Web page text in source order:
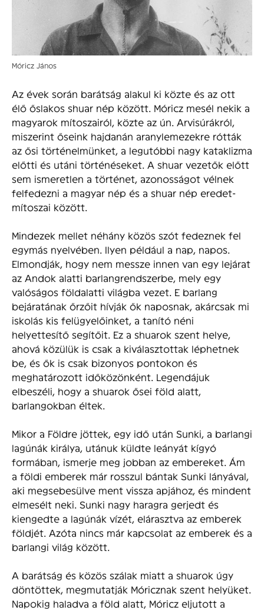
Móricz János
Az évek során barátság alakul ki közte és az ott
élő őslakos shuar nép között. Móricz mesél nekik a
magyarok mítoszairól, közte az ún. Arvisúrákról,
miszerint őseink hajdanán aranylemezekre rótták
az ősi történelmünket, a legutóbbi nagy kataklizma
előtti és utáni történéseket. A shuar vezetők előtt
sem ismeretlen a történet, azonosságot vélnek
felfedezni a magyar nép és a shuar nép eredet-
mítoszai között.
Mindezek mellet néhány közös szót fedeznek fel
egymás nyelvében. Ilyen például a nap, napos.
Elmondják, hogy nem messze innen van egy lejárat
az Andok alatti barlangrendszerbe, mely egy
valóságos földalatti világba vezet. E barlang
bejáratának őrzőit hívják ők naposnak, akárcsak mi
iskolás kis felügyelőinket, a tanító néni
helyettesítő segítőit. Ez a shuarok szent helye,
ahová közülük is csak a kiválasztottak léphetnek
be, és ők is csak bizonyos pontokon és
meghatározott időközönként. Legendájuk
elbeszéli, hogy a shuarok ősei föld alatt,
barlangokban éltek.
Mikor a Földre jöttek, egy idő után Sunki, a barlangi
lagúnák királya, utánuk küldte leányát kígyó
formában, ismerje meg jobban az embereket. Ám
a földi emberek már rosszul bántak Sunki lányával,
aki megsebesülve ment vissza apjához, és mindent
elmesélt neki. Sunki nagy haragra gerjedt és
kiengedte a lagúnák vízét, elárasztva az emberek
földjét. Azóta nincs már kapcsolat az emberek és a
barlangi világ között.
A barátság és közös szálak miatt a shuarok úgy
döntöttek, megmutatják Móricznak szent helyüket.
Napokig haladva a föld alatt, Móricz eljutott a